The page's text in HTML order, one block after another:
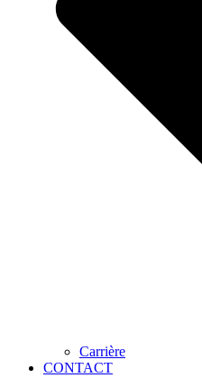
Carrière
CONTACT